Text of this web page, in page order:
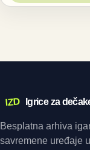
IZD Igrice za
Besplatna arhiva
savremene uređaje